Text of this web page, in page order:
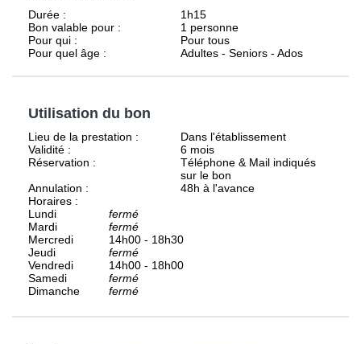
Durée :
1h15
Bon valable pour :
1 personne
Pour qui :
Pour tous
Pour quel âge :
Adultes - Seniors - Ados
Utilisation du bon
Lieu de la prestation :
Dans l'établissement
Validité :
6 mois
Réservation :
Téléphone & Mail indiqués
sur le bon
Annulation :
48h à l'avance
Horaires :
Lundi
fermé
Mardi
fermé
Mercredi
14h00 - 18h30
Jeudi
fermé
Vendredi
14h00 - 18h00
Samedi
fermé
Dimanche
fermé